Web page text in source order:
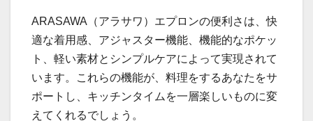
ARASAWA（アラサワ）エプロンの便利さは、快
適な着用感、アジャスター機能、機能的なポケッ
ト、軽い素材とシンプルケアによって実現されて
います。これらの機能が、料理をするあなたをサ
ポートし、キッチンタイムを一層楽しいものに変
えてくれるでしょう。